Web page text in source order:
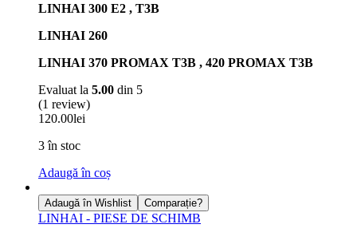
LINHAI 300 E2 , T3B
LINHAI 260
LINHAI 370 PROMAX T3B , 420 PROMAX T3B
Evaluat la 5.00 din 5
(1 review)
120.00lei
3 în stoc
Adaugă în coș
Adaugă în Wishlist Comparație?
LINHAI - PIESE DE SCHIMB